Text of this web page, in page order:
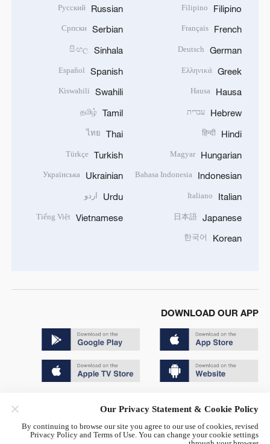
Filipino
Filipino
French
Français
German
Deutsch
Greek
Ελληνικά
Hausa
Hausa
Hebrew עברית
Hindi
हिन्दी
Hungarian
Magyar
Indonesian
Bahasa Indonesia
Italian
Italiano
Japanese
日本語
Korean
한국어
Russian
Русский
Serbian
Српски
Sinhala
සිංහල
Spanish
Español
Swahili
Kiswahili
Tamil
தமிழ்
Thai
ไทย
Turkish
Türkçe
Ukrainian
Українська
Urdu اردو
Vietnamese
Tiếng Việt
DOWNLOAD OUR APP
京公网安备 11010502050052号
Our Privacy Statement & Cookie Policy
By continuing to browse our site you agree to our use of cookies, revised
Privacy Policy and Terms of Use. You can change your cookie settings